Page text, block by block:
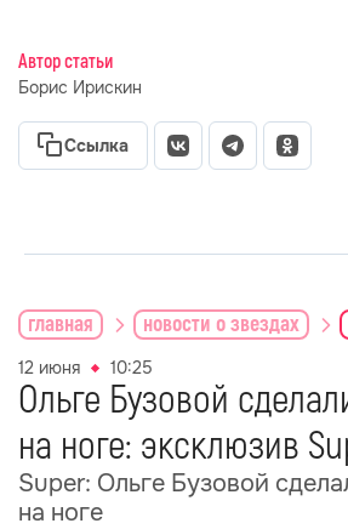
Автор статьи
Борис Ирискин
Ссылка
главная новости о звездах
12 июня 10:25
Ольге Бузовой
на ноге: эксклюзив
Super: Ольге Бузовой
на ноге